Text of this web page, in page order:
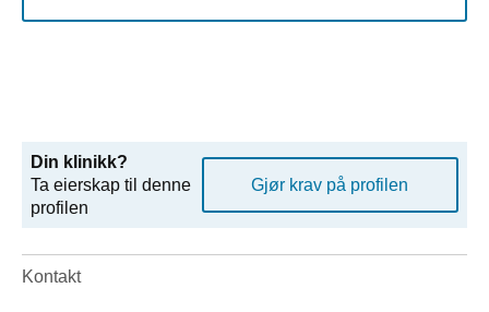
Din klinikk?
Ta eierskap til denne
profilen
Gjør krav på profilen
Kontakt